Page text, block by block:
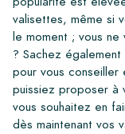
valisettes, même si
le moment ; vous
? Sachez
pour vous conseiller
puissiez proposer à
vous souhaitez en
dès maintenant vos